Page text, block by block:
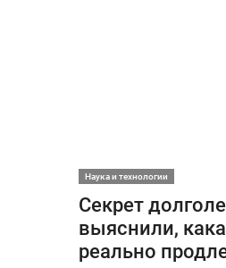
Наука и технологии
Секрет
выяснили,
реально